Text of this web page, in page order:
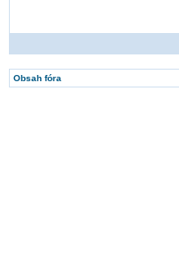
Obsah fóra